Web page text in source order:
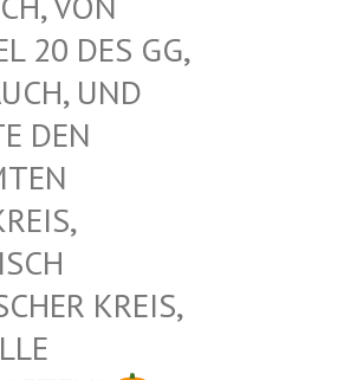
DES GG, G
UND T
G
L
R
B
KREIS, B
B